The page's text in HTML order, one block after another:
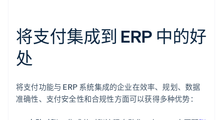
将支付集成到 ERP 中的好
处
将支付功能与 ERP 系统集成的企业在效率、规划、数据
准确性、支付安全性和合规性方面可以获得多种优势：